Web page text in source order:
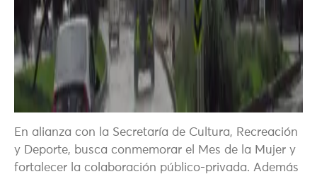
En alianza con la Secretaría de Cultura, Recreación
y Deporte, busca conmemorar el Mes de la Mujer y
fortalecer la colaboración público-privada. Además